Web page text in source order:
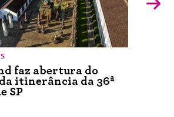
faz abertura do
itinerância da 36ª
SP